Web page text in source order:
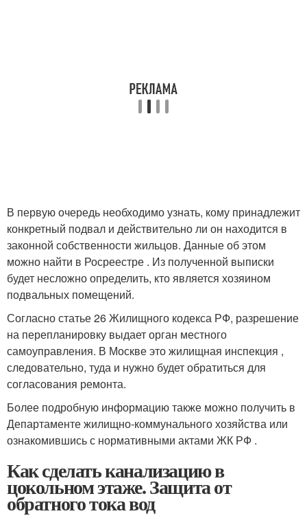
В первую очередь необходимо узнать, кому принадлежит
конкретный подвал и действительно ли он находится в
законной собственности жильцов. Данные об этом
можно найти в Росреестре . Из полученной выписки
будет несложно определить, кто является хозяином
подвальных помещений.
Согласно статье 26 Жилищного кодекса РФ, разрешение
на перепланировку выдает орган местного
самоуправления. В Москве это жилищная инспекция ,
следовательно, туда и нужно будет обратиться для
согласования ремонта.
Более подробную информацию также можно получить в
Департаменте жилищно-коммунального хозяйства или
ознакомившись с нормативными актами ЖК РФ .
Как сделать канализацию в
цокольном этаже. Защита от
обратного тока вод